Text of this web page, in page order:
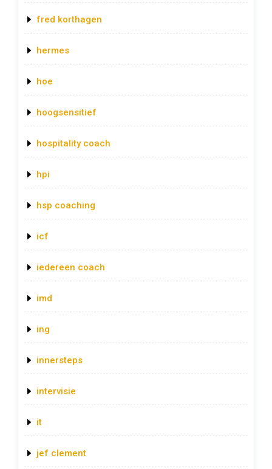
fred korthagen
hermes
hoe
hoogsensitief
hospitality coach
hpi
hsp coaching
icf
iedereen coach
imd
ing
innersteps
intervisie
it
jef clement